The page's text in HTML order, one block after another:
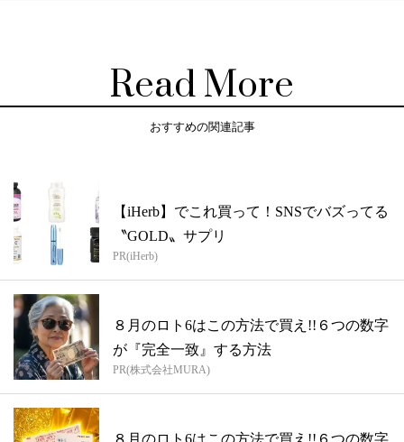
Read More
おすすめの関連記事
【iHerb】でこれ買って！SNSでバズってる
〝GOLD〟サプリ
PR(iHerb)
８月のロト6はこの方法で買え!!６つの数字
が『完全一致』する方法
PR(株式会社MURA)
８月のロト6はこの方法で買え!!６つの数字